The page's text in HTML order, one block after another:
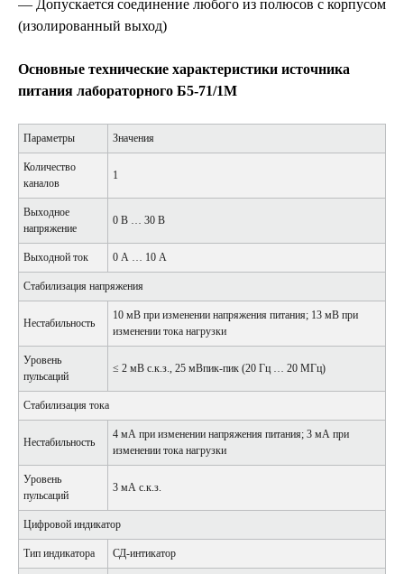
— Допускается соединение любого из полюсов с корпусом
(изолированный выход)
Основные технические характеристики источника
питания лабораторного Б5-71/1М
Параметры Значения
Количество
каналов
1
Выходное
напряжение
0 В … 30 В
Выходной ток 0 А … 10 А
Стабилизация напряжения
Нестабильность
10 мВ при изменении напряжения питания; 13 мВ при
изменении тока нагрузки
Уровень
пульсаций
≤ 2 мВ с.к.з., 25 мВпик-пик (20 Гц … 20 МГц)
Стабилизация тока
Нестабильность
4 мА при изменении напряжения питания; 3 мА при
изменении тока нагрузки
Уровень
пульсаций
3 мА с.к.з.
Цифровой индикатор
Тип индикатора СД-интикатор